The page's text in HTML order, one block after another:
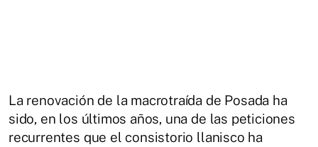
La renovación de la macrotraída de Posada ha
sido, en los últimos años, una de las peticiones
recurrentes que el consistorio llanisco ha